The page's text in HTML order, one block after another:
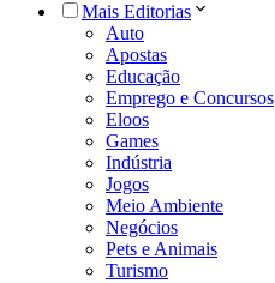
Mais Editorias
Auto
Apostas
Educação
Emprego e Concursos
Eloos
Games
Indústria
Jogos
Meio Ambiente
Negócios
Pets e Animais
Turismo